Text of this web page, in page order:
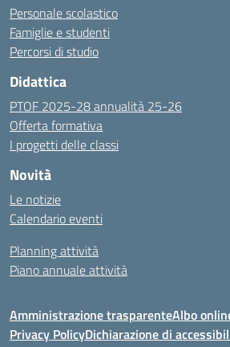
Personale scolastico
Famiglie e studenti
Percorsi di studio
Didattica
PTOF 2025-28 annualità 25-26
Offerta formativa
I progetti delle classi
Novità
Le notizie
Calendario eventi
Planning attività
Piano annuale attività
Amministrazione trasparenteAlbo
Privacy PolicyDichiarazione di